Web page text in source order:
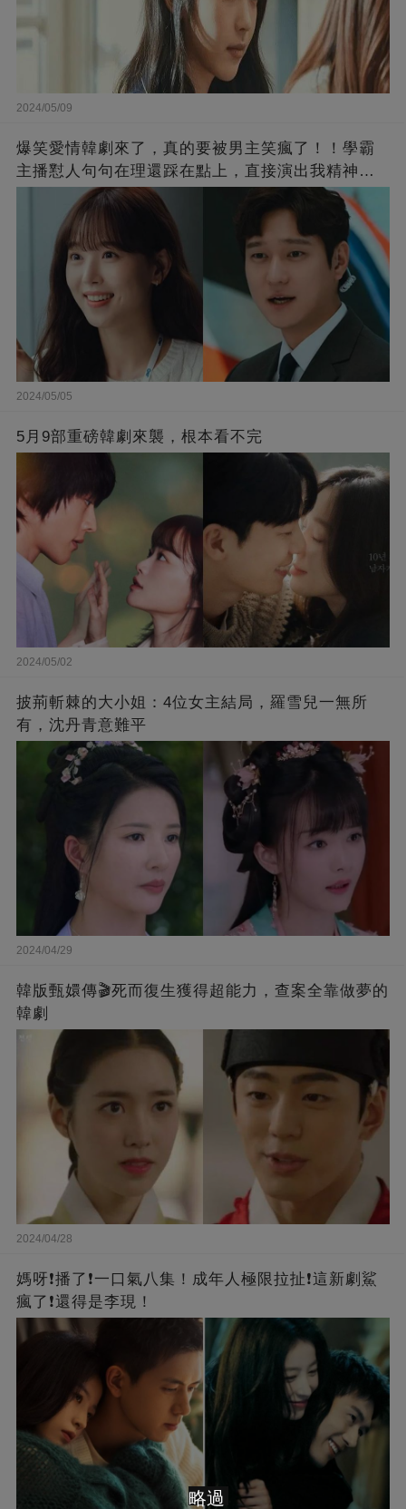
2024/05/09
爆笑愛情韓劇來了，真的要被男主笑瘋了！！學霸
主播懟人句句在理還踩在點上，直接演出我精神世
界的嘴替！
2024/05/05
5月9部重磅韓劇來襲，根本看不完
2024/05/02
披荊斬棘的大小姐：4位女主結局，羅雪兒一無所
有，沈丹青意難平
2024/04/29
韓版甄嬛傳🎬死而復生獲得超能力，查案全靠做夢的
韓劇
2024/04/28
媽呀❗️播了❗一口氣八集！成年人極限拉扯❗這新劇鯊
瘋了❗還得是李現！
略過